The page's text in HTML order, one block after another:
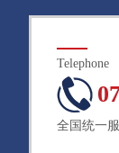
Telephone
全国统一